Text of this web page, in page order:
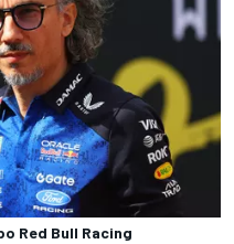
Red Bull Racing